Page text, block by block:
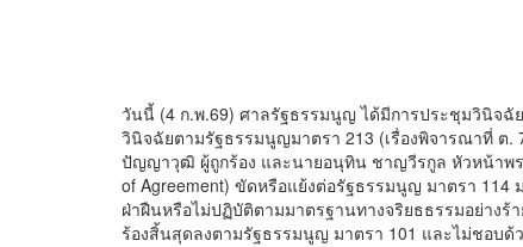
วันนี้ (4 ก.พ.69) ศาลรัฐธรรมนูญ ได้มีการประชุมวินิจฉั
วินิจฉัยตามรัฐธรรมนูญมาตรา 213 (เรื่องพิจารณาที่ ต.
ปัญญาวุฒิ ผู้ถูกร้อง และนายอนุทิน ชาญวีรกูล หัวหน้าพร
of Agreement) ขัดหรือแย้งต่อรัฐธรรมนูญ มาตรา 114
ฝ่าฝืนหรือไม่ปฏิบัติตามมาตรฐานทางจริยธธรรมอย่าง
ร้องสิ้นสุดลงตามรัฐธรรมนูญ มาตรา 101 และไม่ชอบ